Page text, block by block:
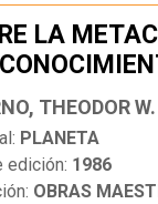
LA
THEODOR W.
PLANETA
edición: 1986
OBRAS